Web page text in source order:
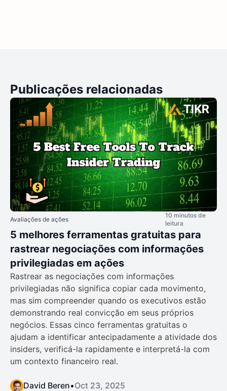
Publicações relacionadas
Avaliações de ações
10 minutos de
leitura
5 melhores ferramentas gratuitas para
rastrear negociações com informações
privilegiadas em ações
Rastrear as negociações com informações
privilegiadas não significa copiar cada movimento,
mas sim compreender quando os executivos estão
demonstrando real convicção em seus próprios
negócios. Essas cinco ferramentas gratuitas o
ajudam a identificar antecipadamente a atividade dos
insiders, verificá-la rapidamente e interpretá-la com
um contexto financeiro real.
David Beren•Oct 23, 2025